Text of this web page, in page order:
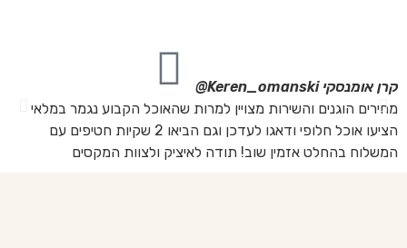
קרן אומנסקיKeren_omanski@
מחירים הוגנים והשירות מצויין למרות שהאוכל הקבוע נגמר במלאי
הציעו אוכל חלופי ודאגו לעדכן וגם הביאו 2 שקיות חטיפים עם
המשלוח בהחלט אזמין שוב! תודה לאיציק ולצוות המקסים